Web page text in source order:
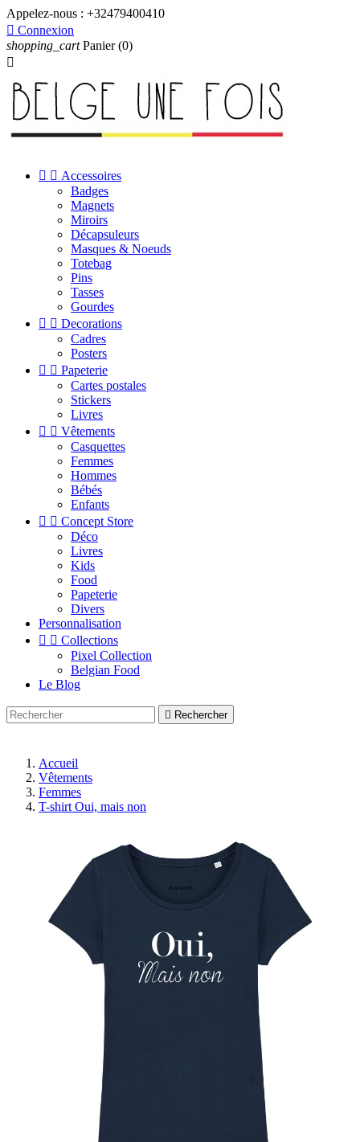
Appelez-nous : +32479400410
 Connexion
shopping_cart Panier (0)

  Accessoires
Badges
Magnets
Miroirs
Décapsuleurs
Masques & Noeuds
Totebag
Pins
Tasses
Gourdes
  Decorations
Cadres
Posters
  Papeterie
Cartes postales
Stickers
Livres
  Vêtements
Casquettes
Femmes
Hommes
Bébés
Enfants
  Concept Store
Déco
Livres
Kids
Food
Papeterie
Divers
Personnalisation
  Collections
Pixel Collection
Belgian Food
Le Blog
 Rechercher
Accueil
Vêtements
Femmes
T-shirt Oui, mais non